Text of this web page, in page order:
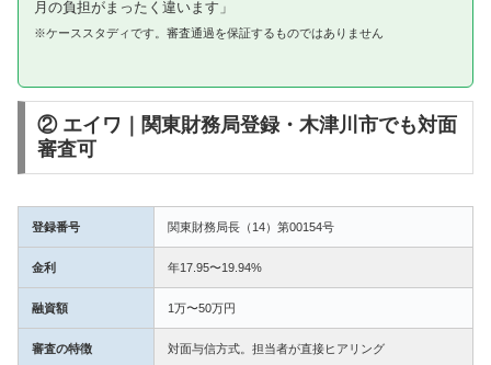
月の負担がまったく違います」
※ケーススタディです。審査通過を保証するものではありません
② エイワ｜関東財務局登録・木津川市でも対面
審査可
登録番号 関東財務局長（14）第00154号
金利 年17.95〜19.94%
融資額 1万〜50万円
審査の特徴 対面与信方式。担当者が直接ヒアリング